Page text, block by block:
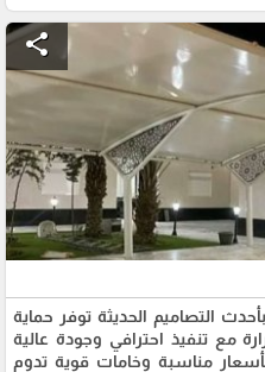
share
التصاميم الحديثة توفر حماية
مع تنفيذ احترافي وجودة عالية
مناسبة وخامات قوية تدوم